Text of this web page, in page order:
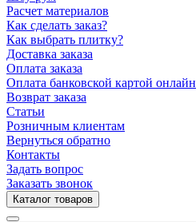
Расчет материалов
Как сделать заказ?
Как выбрать плитку?
Доставка заказа
Оплата заказа
Оплата банковской картой онлайн
Возврат заказа
Статьи
Розничным клиентам
Вернуться обратно
Контакты
Задать вопрос
Заказать звонок
Каталог товаров